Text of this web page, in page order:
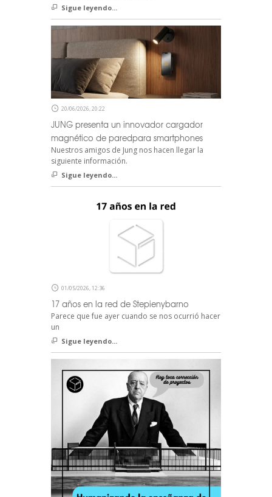
Sigue leyendo...
20/06/2026, 20:22
JUNG presenta un innovador cargador
magnético de paredpara smartphones
Nuestros amigos de Jung nos hacen llegar la
siguiente información.
Sigue leyendo...
01/05/2026, 12:36
17 años en la red de Stepienybarno
Parece que fue ayer cuando se nos ocurrió hacer
un
Sigue leyendo...